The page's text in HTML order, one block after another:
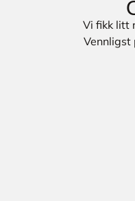
Vi fikk litt
Vennligst